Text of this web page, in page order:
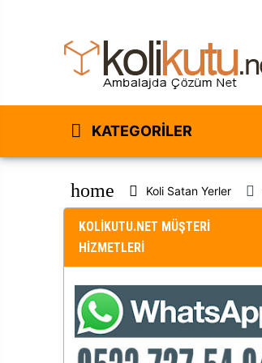
KATEGORILER
home Koli Satan Yerler
KOLİKUTU.NET MÜŞTERİ
HİZMETLERİ